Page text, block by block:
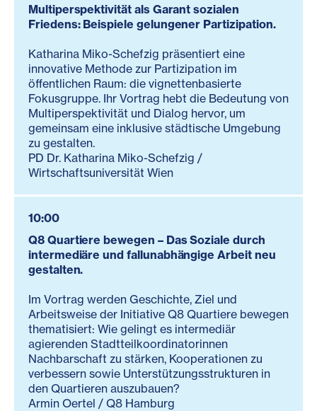
Multiperspektivität als Garant sozialen
Friedens: Beispiele gelungener Partizipation.
Katharina Miko-Schefzig präsentiert eine
innovative Methode zur Partizipation im
öffentlichen Raum: die vignettenbasierte
Fokusgruppe. Ihr Vortrag hebt die Bedeutung von
Multiperspektivität und Dialog hervor, um
gemeinsam eine inklusive städtische Umgebung
zu gestalten.
PD Dr. Katharina Miko-Schefzig /
Wirtschaftsuniversität Wien
10:00
Q8 Quartiere bewegen – Das Soziale durch
intermediäre und fallunabhängige Arbeit neu
gestalten.
Im Vortrag werden Geschichte, Ziel und
Arbeitsweise der Initiative Q8 Quartiere bewegen
thematisiert: Wie gelingt es intermediär
agierenden Stadtteilkoordinatorinnen
Nachbarschaft zu stärken, Kooperationen zu
verbessern sowie Unterstützungsstrukturen in
den Quartieren auszubauen?
Armin Oertel / Q8 Hamburg